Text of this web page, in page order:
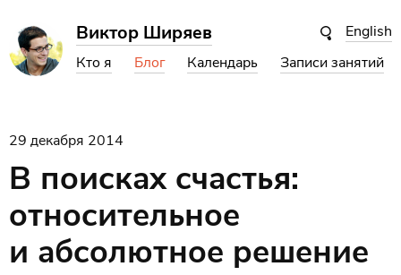
English
Виктор Ширяев
Кто я Блог Календарь Записи занятий
29 декабря 2014
В поисках счастья:
относительное
и абсолютное решение